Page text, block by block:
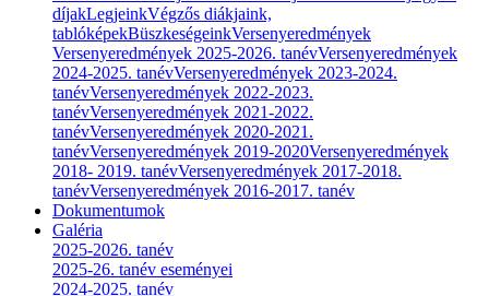
díjakLegjeinkVégzős diákjaink,
tablóképekBüszkeségeinkVersenyeredmények
Versenyeredmények 2025-2026. tanévVersenyeredmények
2024-2025. tanévVersenyeredmények 2023-2024.
tanévVersenyeredmények 2022-2023.
tanévVersenyeredmények 2021-2022.
tanévVersenyeredmények 2020-2021.
tanévVersenyeredmények 2019-2020Versenyeredmények
2018- 2019. tanévVersenyeredmények 2017-2018.
tanévVersenyeredmények 2016-2017. tanév
Dokumentumok
Galéria
2025-2026. tanév
2025-26. tanév eseményei
2024-2025. tanév